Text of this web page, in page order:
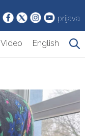
prijava
Video English